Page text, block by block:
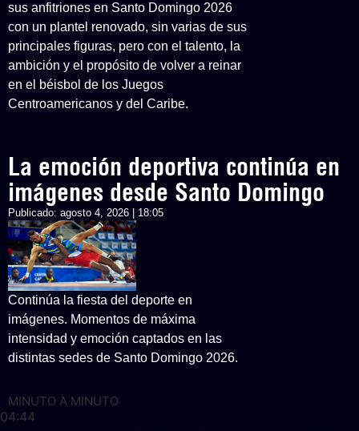
sus anfitriones en Santo Domingo 2026
con un plantel renovado, sin varias de sus
principales figuras, pero con el talento, la
ambición y el propósito de volver a reinar
en el béisbol de los Juegos
Centroamericanos y del Caribe.
La emoción deportiva continúa en
imágenes desde Santo Domingo
Publicado: agosto 4, 2026 | 18:05
Continúa la fiesta del deporte en
imágenes. Momentos de máxima
intensidad y emoción captados en las
distintas sedes de Santo Domingo 2026.
MINUTO A MINUTO
04:44